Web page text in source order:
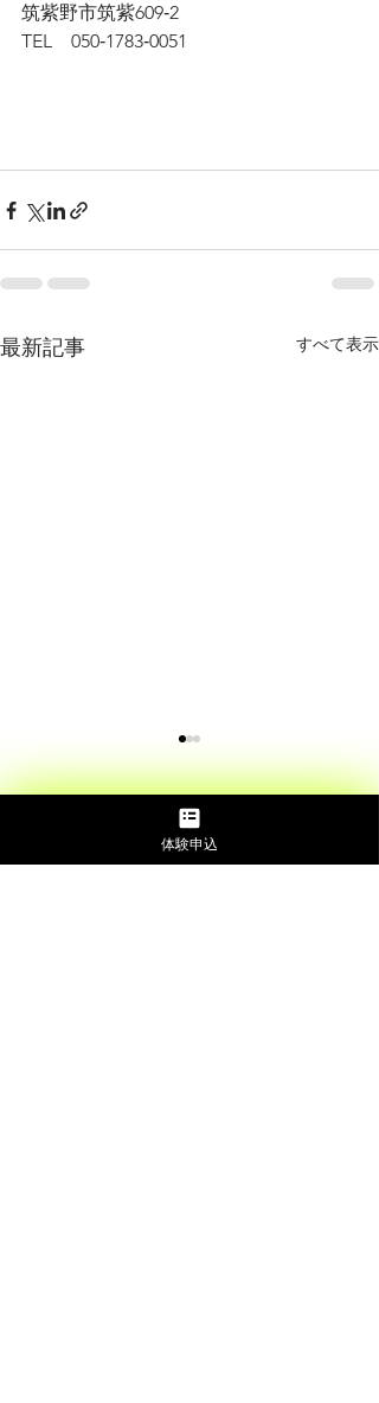
筑紫野市筑紫609‐2
TEL　050‐1783‐0051
最新記事 すべて表示
体験申込